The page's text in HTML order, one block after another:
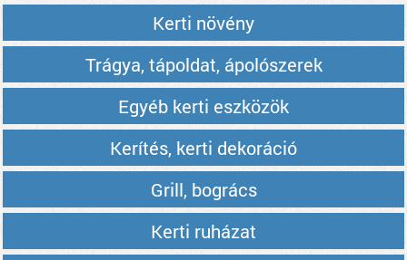
Kerti növény
Trágya, tápoldat, ápolószerek
Egyéb kerti eszközök
Kerítés, kerti dekoráció
Grill, bogrács
Kerti ruházat